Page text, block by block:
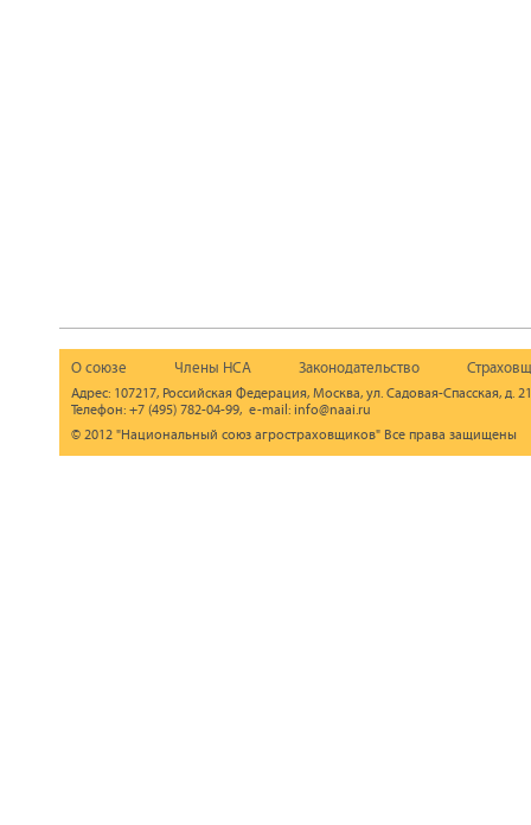
О союзе Члены НСА Законодательство
Адрес: 107217, Российская Федерация, Москва, ул. Садовая-Спасская, д.
Телефон: +7 (495) 782-04-99, e-mail: info@naai.ru
© 2012 "Национальный союз агростраховщиков" Все права защищены